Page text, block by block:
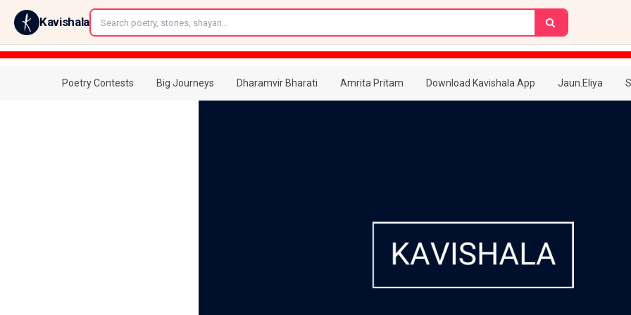
Kavishala
Poetry Contests Big Journeys Dharamvir Bharati Amrita Pritam Download Kavishala App Jaun.Eliya